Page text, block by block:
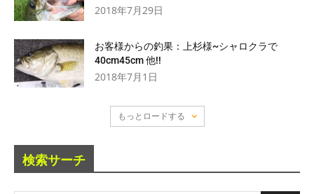
2018年7月29日
お客様からの釣果：上杉様~シャロクラで
40cm45cm 他!!
2018年7月1日
もっとロードする
検索サーチ